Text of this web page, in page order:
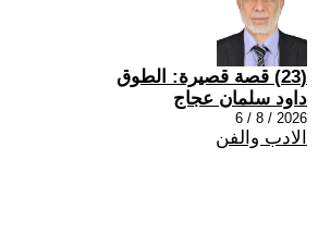
(23) قصة قصيرة: الطوق
داود سلمان عجاج
2026 / 8 / 6
الادب والفن